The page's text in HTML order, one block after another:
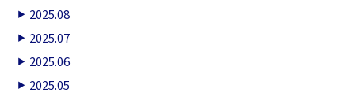
2025.08
2025.07
2025.06
2025.05